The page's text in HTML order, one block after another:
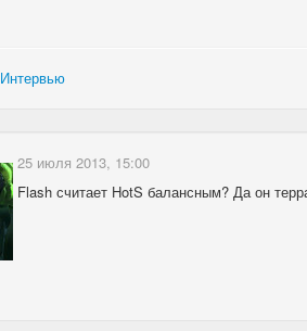
Интервью
25 июля 2013, 15:00
Flash считает HotS балансным? Да он